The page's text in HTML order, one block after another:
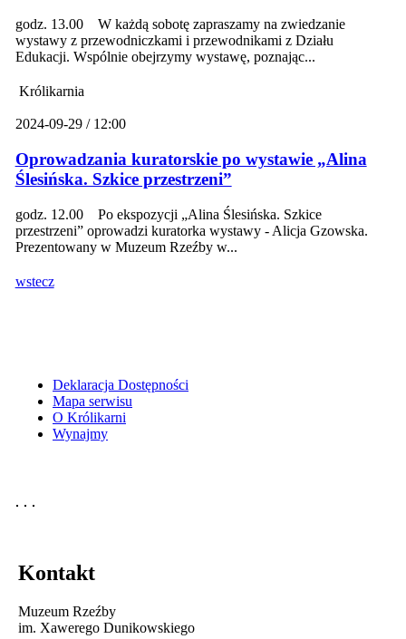
godz. 13.00 W każdą sobotę zapraszamy na zwiedzanie
wystawy z przewodniczkami i przewodnikami z Działu
Edukacji. Wspólnie obejrzymy wystawę, poznając...
Królikarnia
2024-09-29 / 12:00
Oprowadzania kuratorskie po wystawie „Alina
Ślesińska. Szkice przestrzeni”
godz. 12.00 Po ekspozycji „Alina Ślesińska. Szkice
przestrzeni” oprowadzi kuratorka wystawy - Alicja Gzowska.
Prezentowany w Muzeum Rzeźby w...
wstecz
Deklaracja Dostępności
Mapa serwisu
O Królikarni
Wynajmy
Kontakt
Muzeum Rzeźby
im. Xawerego Dunikowskiego